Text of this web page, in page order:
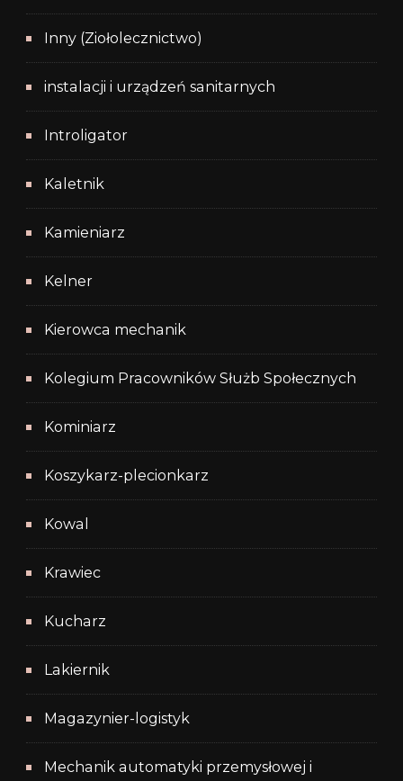
Inny (Ziołolecznictwo)
instalacji i urządzeń sanitarnych
Introligator
Kaletnik
Kamieniarz
Kelner
Kierowca mechanik
Kolegium Pracowników Służb Społecznych
Kominiarz
Koszykarz-plecionkarz
Kowal
Krawiec
Kucharz
Lakiernik
Magazynier-logistyk
Mechanik automatyki przemysłowej i